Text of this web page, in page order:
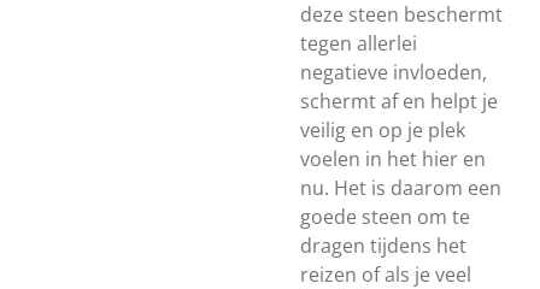
deze steen beschermt
tegen allerlei
negatieve invloeden,
schermt af en helpt je
veilig en op je plek
voelen in het hier en
nu. Het is daarom een
goede steen om te
dragen tijdens het
reizen of als je veel